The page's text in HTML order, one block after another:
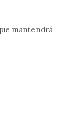
mantendrá